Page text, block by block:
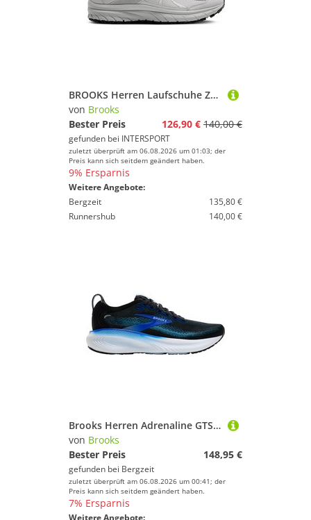
BROOKS Herren Laufschuhe Zeal Walker
von Brooks
Bester Preis
126,90 € 140,00 €
gefunden bei INTERSPORT
zuletzt überprüft am 06.08.2026 um 01:03; der
Preis kann sich seitdem geändert haben.
9% Ersparnis
Weitere Angebote:
Bergzeit
135,80 €
Runnershub
140,00 €
Brooks Herren Adrenaline GTS 25 Schuhe
von Brooks
Bester Preis
148,95 €
gefunden bei Bergzeit
zuletzt überprüft am 06.08.2026 um 00:41; der
Preis kann sich seitdem geändert haben.
7% Ersparnis
Weitere Angebote: